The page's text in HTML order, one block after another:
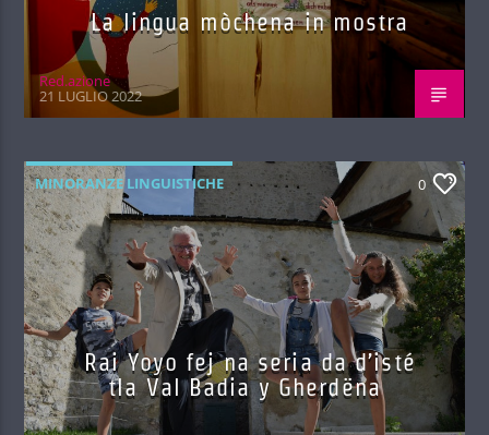
La lingua mòchena in mostra
Red.azione
21 LUGLIO 2022
MINORANZE LINGUISTICHE 0
Rai Yoyo fej na seria da d’isté
tla Val Badia y Gherdëna